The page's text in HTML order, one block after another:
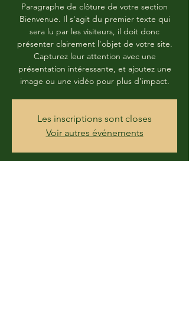
Paragraphe de clôture de votre section
Bienvenue. Il s'agit du premier texte qui
sera lu par les visiteurs, il doit donc
présenter clairement l'objet de votre site.
Capturez leur attention avec une
présentation intéressante, et ajoutez une
image ou une vidéo pour plus d'impact.
Les inscriptions sont closes
Voir autres événements